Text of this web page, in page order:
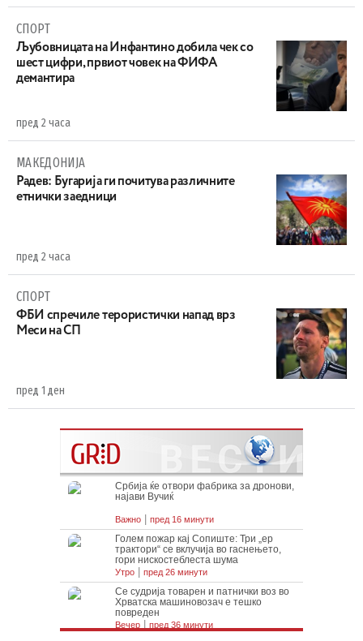
СПОРТ
Љубовницата на Инфантино добила чек со
шест цифри, првиот човек на ФИФА
демантира
пред 2 часа
МАКЕДОНИЈА
Радев: Бугарија ги почитува различните
етнички заедници
пред 2 часа
СПОРТ
ФБИ спречиле терористички напад врз
Меси на СП
пред 1 ден